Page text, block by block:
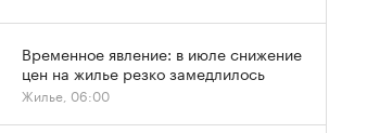
Временное явление: в июле снижение
цен на жилье резко замедлилось
Жилье, 06:00